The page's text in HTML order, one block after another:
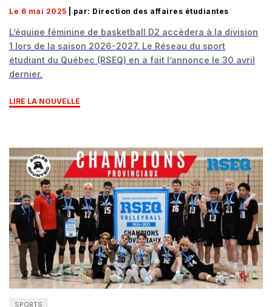
Le 6 mai 2025 | par: Direction des affaires étudiantes
L’équipe féminine de basketball D2 accèdera à la division
1 lors de la saison 2026-2027. Le Réseau du sport
étudiant du Québec (RSEQ) en a fait l’annonce le 30 avril
dernier.
LIRE LA NOUVELLE
SPORTS